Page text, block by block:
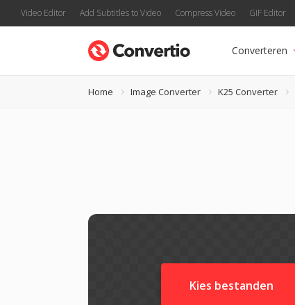
Video Editor Add Subtitles to Video Compress Video GIF Editor
Converteren
Home Image Converter K25 Converter
Kies bestanden